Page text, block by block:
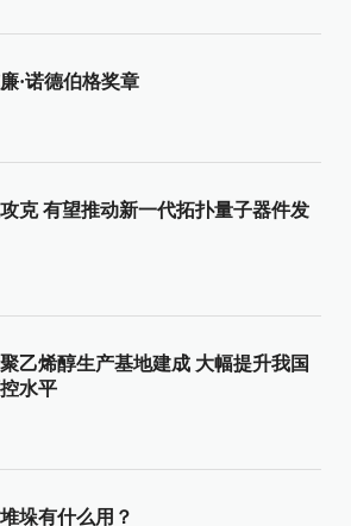
·诺德伯格奖章
克 有望推动新一代拓扑量子器件发
乙烯醇生产基地建成 大幅提升我国
水平
垛有什么用？